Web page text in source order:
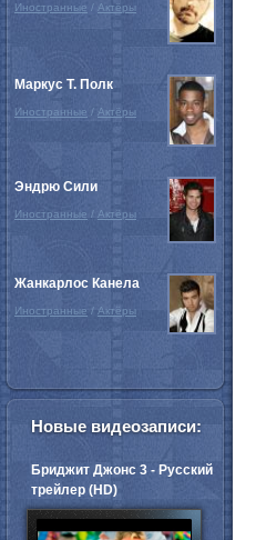
Иностранные / Актёры
Маркус Т. Полк
Иностранные / Актёры
Эндрю Сили
Иностранные / Актёры
Жанкарлос Канела
Иностранные / Актёры
Новые видеозаписи:
Бриджит Джонс 3 - Русский
трейлер (HD)